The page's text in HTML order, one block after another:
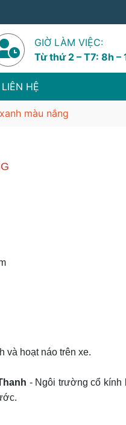
GIỜ LÀM VIỆC:
Từ thứ 2 – T7: 8h –
LIÊN HỆ
màu nắng
và hoạt náo trên xe.
- Ngôi trường cổ kính